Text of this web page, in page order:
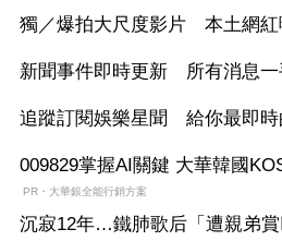
獨／爆拍大尺度影片 本土網紅
新聞事件即時更新 所有消息一
追蹤訂閱娛樂星聞 給你最即時
009829掌握AI關鍵 大華韓國
PR・大華銀全能行銷方案
沉寂12年…鐵肺歌后「遭親弟